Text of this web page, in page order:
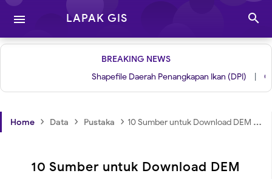
 LAPAK GIS 
BREAKING NEWS
Shapefile Daerah Penangkapan Ikan (DPI) | Grid
Home › Data › Pustaka › 10 Sumber untuk Download DEM Gratis (Digital Elevation Model)
10 Sumber untuk Download DEM